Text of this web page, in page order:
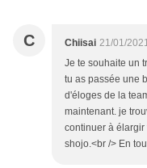
C Chiisai 21/01/
Je te souhaite un
tu as passée une
d'éloges de la
maintenant. je
continuer à élargir
shojo.<br /> En